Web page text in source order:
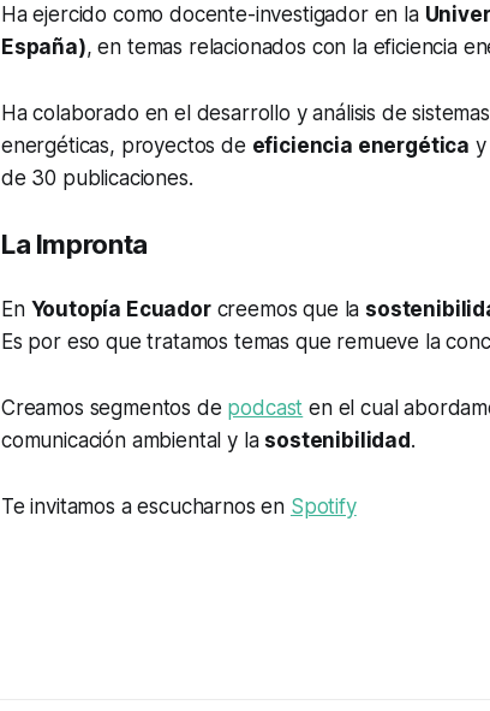
Ha ejercido como docente-investigador en la
España), en temas relacionados con la eficiencia
Ha colaborado en el desarrollo y análisis de
energéticas, proyectos de eficiencia energética y
de 30 publicaciones.
La Impronta
En Youtopía Ecuadorcreemos que la
Es por eso que tratamos temas que remueve la
Creamos segmentos de podcast en el cual
comunicación ambiental y la sostenibilidad.
Te invitamos a escucharnos en Spotify